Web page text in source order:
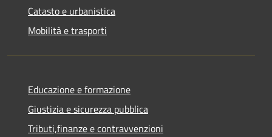
Catasto e urbanistica
Mobilità e trasporti
Educazione e formazione
Giustizia e sicurezza pubblica
Tributi,finanze e contravvenzioni